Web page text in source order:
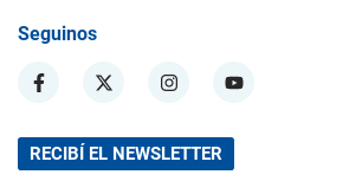
Seguinos
RECIBÍ EL NEWSLETTER